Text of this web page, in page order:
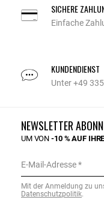
SICHERE
Einfache
KUNDENDIENST
Unter +49
NEWSLETTER
UM VON-10 % AUF
E-Mail-Adresse
Mit der Anmeldung zu
Datenschutzpolitik.